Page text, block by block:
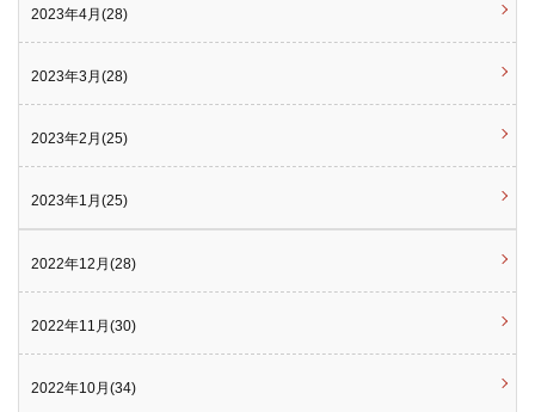
2023年4月(28)
2023年3月(28)
2023年2月(25)
2023年1月(25)
2022年12月(28)
2022年11月(30)
2022年10月(34)